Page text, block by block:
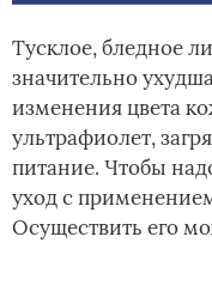
Тусклое, бледное
значительно
изменения цвета
ультрафиолет,
питание. Чтобы
уход с
Осуществить его